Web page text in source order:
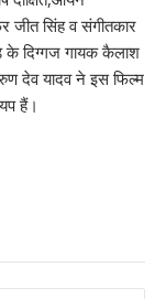
जीत सिंह व संगीतकार
के दिग्गज गायक कैलाश
देव यादव ने इस फिल्म
हैं।